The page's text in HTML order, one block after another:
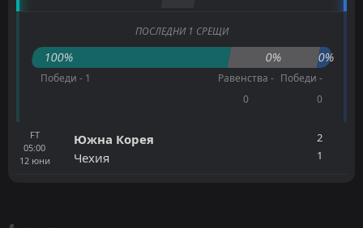
ПОСЛЕДНИ 1 СРЕЩИ
100% 0% 0%
Победи - 1
Равенства -
0
Победи -
0
FT
05:00
12 юни
Южна Корея
Чехия
2
1